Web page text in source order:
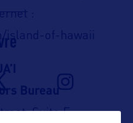
:
island-of-hawaii
Bureau
Suite F